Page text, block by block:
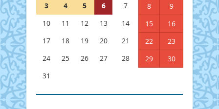
3
4 5 6 7 8
9
10
11 12 13 14 15
16
17
18 19 20 21 22
23
24
25 26 27 28 29
30
31